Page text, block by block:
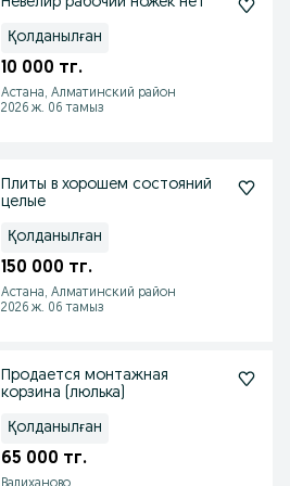
Қолданылған
10 000 тг.
Астана, Алматинский район
2026 ж. 06 тамыз
Плиты в хорошем состояний
целые
Қолданылған
150 000 тг.
Астана, Алматинский район
2026 ж. 06 тамыз
Продается монтажная
корзина (люлька)
Қолданылған
65 000 тг.